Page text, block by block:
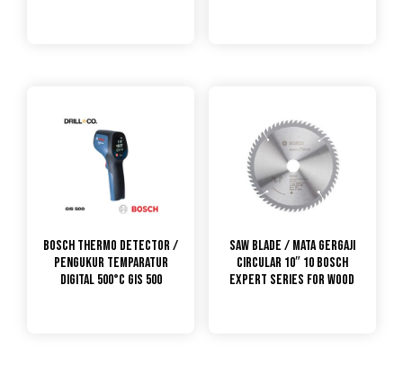
Bosch Thermo Detector /
Pengukur Temparatur
Digital 500°C GIS 500
Saw Blade / Mata Gergaji
Circular 10″ 10 Bosch
Expert Series for Wood